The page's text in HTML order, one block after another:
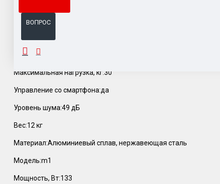
ВОПРОС
ОПИСАНИЕ
Максимальная нагрузка, кг:30
Управление со смартфона:да
Уровень шума:49 дБ
Вес:12 кг
Материал:Алюминиевый сплав, нержавеющая сталь
Модель:m1
Мощность, Вт:133